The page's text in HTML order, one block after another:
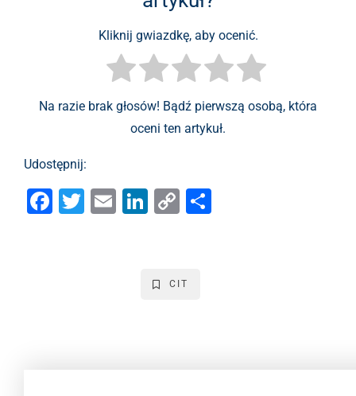
Kliknij gwiazdkę, aby ocenić.
Na razie brak głosów! Bądź pierwszą osobą, która
oceni ten artykuł.
Udostępnij:
F
T
E
Li
e
C
y
CIT